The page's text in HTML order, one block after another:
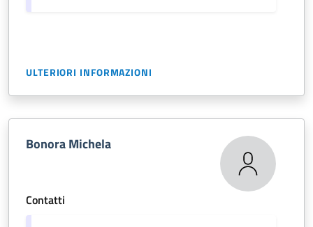
ULTERIORI INFORMAZIONI
Bonora Michela
Contatti